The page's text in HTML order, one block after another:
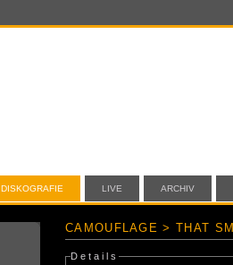
DISKOGRAFIE LIVE ARCHIV
CAMOUFLAGE > THAT
Details